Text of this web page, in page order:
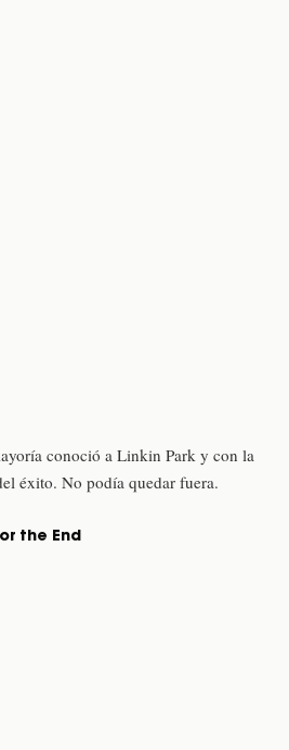
conoció a Linkin Park y con la
éxito. No podía quedar fuera.
the End